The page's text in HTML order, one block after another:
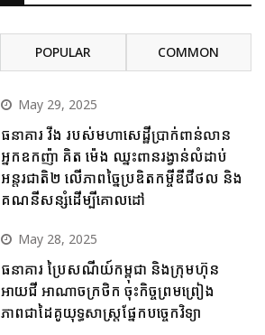
POPULAR COMMON
May 29, 2025
ធនាគារ វីង របស់មហាសេដ្ឋីប្រាក់ពាន់លាន
អ្នកឧកញ៉ា គិត ម៉េង ឈ្នះពានរង្វាន់លំដាប់
អន្តរជាតិ២ លើភាពច្នៃប្រឌិតកម្ចីឌីជីថល និង
គណនីសន្សំដើម្បីគោលដៅ
May 28, 2025
ធនាគារ ប្រៃសណីយ៍កម្ពុជា និងក្រុមហ៊ុន
អាយជី អាណាចក្រថិក ចុះកិច្ចព្រមព្រៀង
ភាពជាដៃគូយុទ្ធសាស្ត្រផ្នែកបច្ចេកវិទ្យា